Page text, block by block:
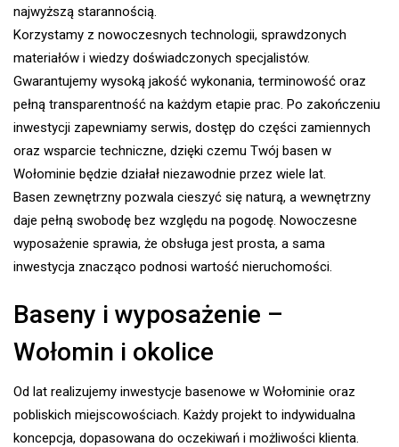
najwyższą starannością.
Korzystamy z nowoczesnych technologii, sprawdzonych
materiałów i wiedzy doświadczonych specjalistów.
Gwarantujemy wysoką jakość wykonania, terminowość oraz
pełną transparentność na każdym etapie prac. Po zakończeniu
inwestycji zapewniamy serwis, dostęp do części zamiennych
oraz wsparcie techniczne, dzięki czemu Twój basen w
Wołominie będzie działał niezawodnie przez wiele lat.
Basen zewnętrzny pozwala cieszyć się naturą, a wewnętrzny
daje pełną swobodę bez względu na pogodę. Nowoczesne
wyposażenie sprawia, że obsługa jest prosta, a sama
inwestycja znacząco podnosi wartość nieruchomości.
Baseny i wyposażenie –
Wołomin i okolice
Od lat realizujemy inwestycje basenowe w Wołominie oraz
pobliskich miejscowościach. Każdy projekt to indywidualna
koncepcja, dopasowana do oczekiwań i możliwości klienta.